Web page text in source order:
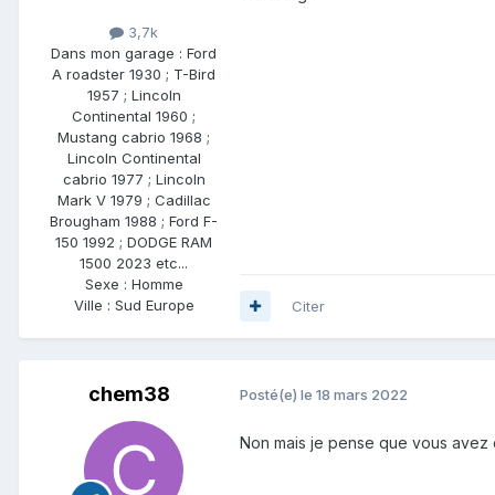
3,7k
Dans mon garage : Ford
A roadster 1930 ; T-Bird
1957 ; Lincoln
Continental 1960 ;
Mustang cabrio 1968 ;
Lincoln Continental
cabrio 1977 ; Lincoln
Mark V 1979 ; Cadillac
Brougham 1988 ; Ford F-
150 1992 ; DODGE RAM
1500 2023 etc...
Sexe : Homme
Ville : Sud Europe Citer
chem38 Posté(e) le 18 mars 2022
Non mais je pense que vous avez